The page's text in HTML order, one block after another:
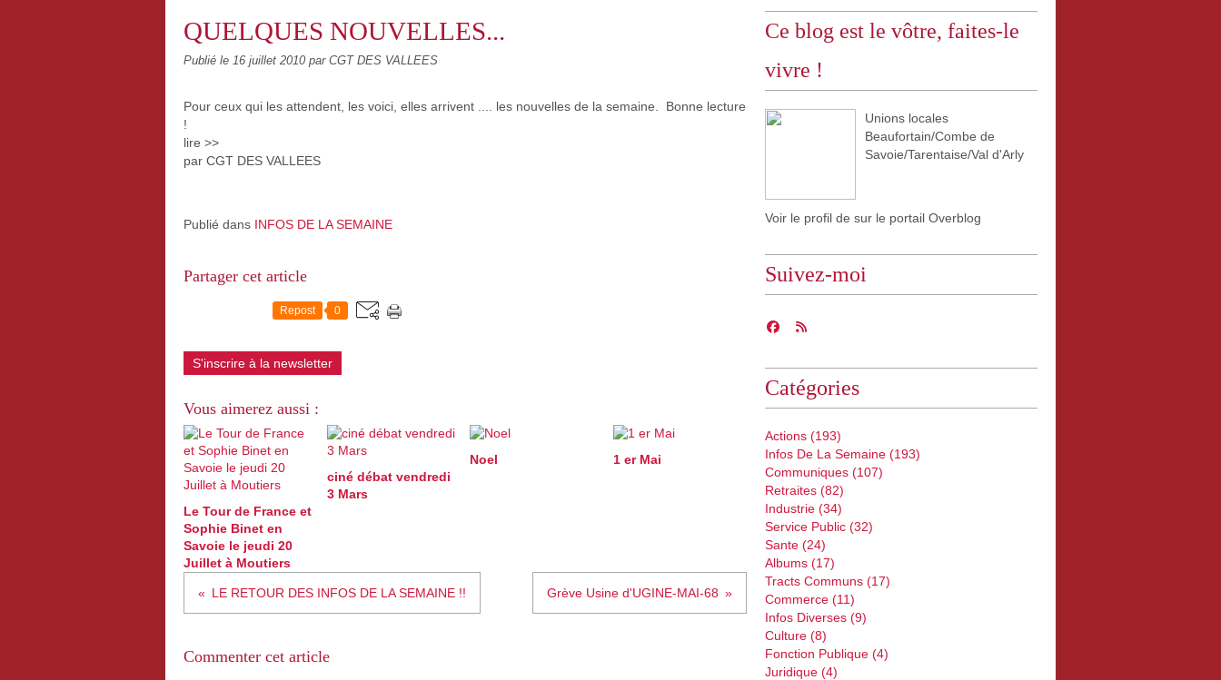
QUELQUES NOUVELLES...
Publié le 16 juillet 2010 par CGT DES VALLEES
Pour ceux qui les attendent, les voici, elles arrivent .... les nouvelles de la semaine. Bonne lecture
!
lire >>
par CGT DES VALLEES
Publié dans INFOS DE LA SEMAINE
Partager cet article
Repost 0
S'inscrire à la newsletter
Vous aimerez aussi :
Le Tour de France et
Sophie Binet en
Savoie le jeudi 20
Juillet à Moutiers
ciné débat vendredi
3 Mars
Noel 1 er Mai
LE RETOUR DES INFOS DE LA SEMAINE !! Grève Usine d'UGINE-MAI-68
Commenter cet article
Ce blog est le vôtre, faites-le
vivre !
Unions locales
Beaufortain/Combe de
Savoie/Tarentaise/Val d'Arly
Voir le profil de sur le portail Overblog
Suivez-moi
Catégories
Actions (193)
Infos De La Semaine (193)
Communiques (107)
Retraites (82)
Industrie (34)
Service Public (32)
Sante (24)
Albums (17)
Tracts Communs (17)
Commerce (11)
Infos Diverses (9)
Culture (8)
Fonction Publique (4)
Juridique (4)